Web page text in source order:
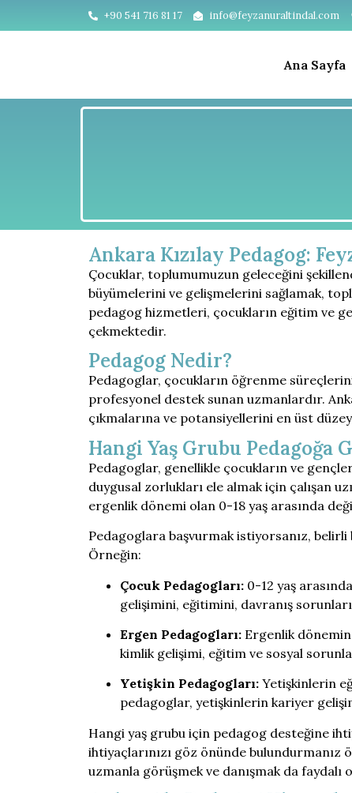
+90 541 716 81 17 info@feyzanuraltindal.com
Ana Sayfa
Ankara Kızılay Pedagog:
Çocuklar, toplumumuzun geleceğini
büyümelerini ve gelişmelerini sağlamak,
pedagog hizmetleri, çocukların eğitim ve
çekmektedir.
Pedagog Nedir?
Pedagoglar, çocukların öğrenme
profesyonel destek sunan uzmanlardır.
çıkmalarına ve potansiyellerini en üst
Hangi Yaş Grubu Pedagoğa
Pedagoglar, genellikle çocukların ve
duygusal zorlukları ele almak için çalışan
ergenlik dönemi olan 0-18 yaş arasında
Pedagoglara başvurmak istiyorsanız,
Örneğin:
Çocuk Pedagogları: 0-12 yaş
gelişimini, eğitimini, davranış
Ergen Pedagogları: Ergenlik
kimlik gelişimi, eğitim ve sosyal
Yetişkin Pedagogları: Yetişkinlerin
pedagoglar, yetişkinlerin kariyer
Hangi yaş grubu için pedagog desteğine
ihtiyaçlarınızı göz önünde
uzmanla görüşmek ve danışmak da faydalı